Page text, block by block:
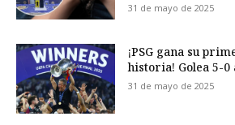
31 de mayo de 2025
¡PSG gana su
historia! Golea 5-
31 de mayo de 2025